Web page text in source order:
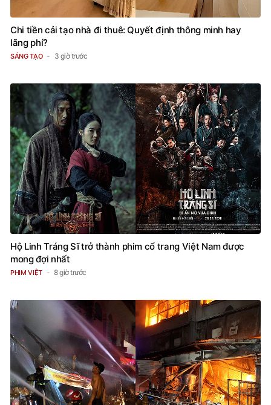
Chi tiền cải tạo nhà đi thuê: Quyết định thông minh hay
lãng phí?
SÁNG TẠO 3 giờ trước
Hộ Linh Tráng Sĩ trở thành phim cổ trang Việt Nam được
mong đợi nhất
PHIM VIỆT 8 giờ trước